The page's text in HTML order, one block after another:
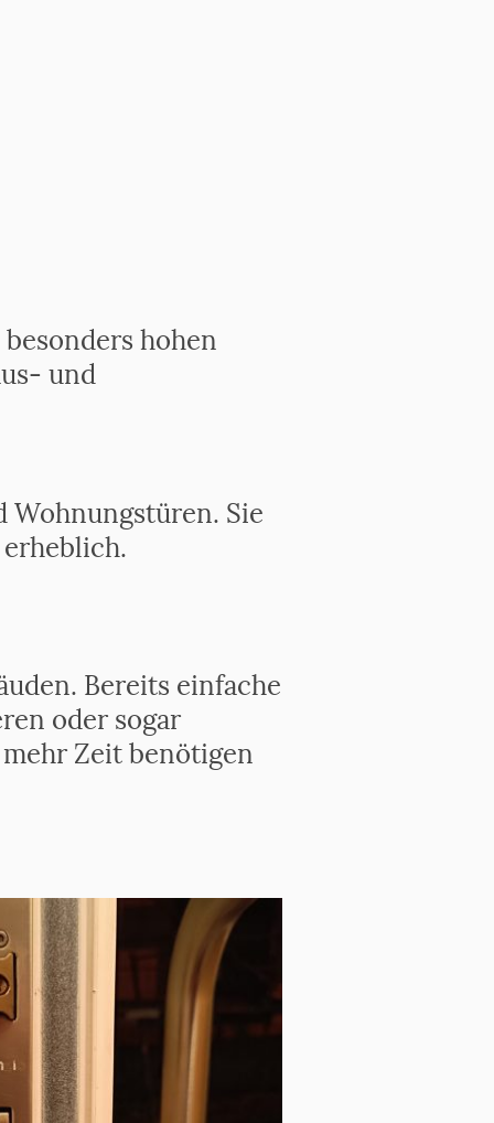
hohen
und
Wohnungstüren. Sie
Bereits einfache
oder sogar
Zeit benötigen